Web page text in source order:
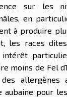
sur les
en
à produire
les races
moins de Fel
allergènes
aubaine pour